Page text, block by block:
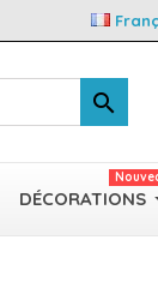

DÉCORATIONS